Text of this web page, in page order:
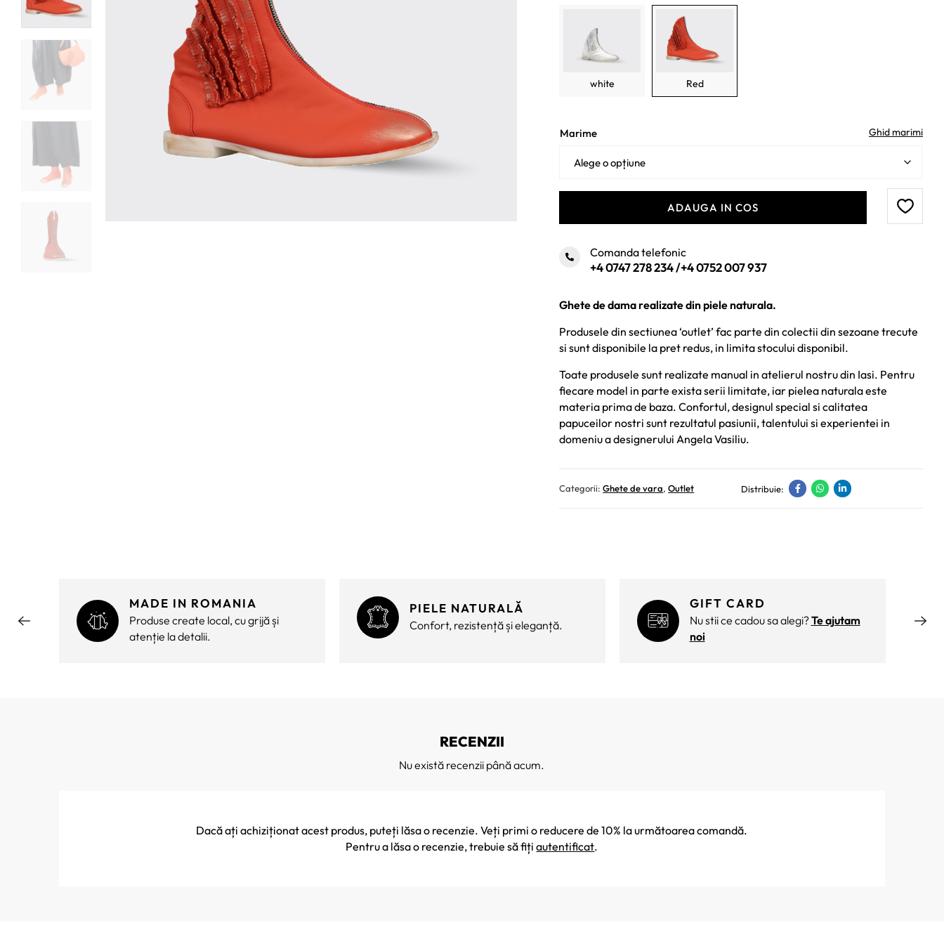
805 lei.
white Red
Ghid marimi
Marime
ADAUGA IN COS
Comanda telefonic
+4 0747 278 234/+4 0752 007 937
Ghete de dama realizate din piele naturala.
Produsele din sectiunea ‘outlet’ fac parte din colectii din sezoane trecute
si sunt disponibile la pret redus, in limita stocului disponibil.
Toate produsele sunt realizate manual in atelierul nostru din Iasi. Pentru
fiecare model in parte exista serii limitate, iar pielea naturala este
materia prima de baza. Confortul, designul special si calitatea
papuceilor nostri sunt rezultatul pasiunii, talentului si experientei in
domeniu a designerului Angela Vasiliu.
Categorii:Ghete de vara,Outlet Distribuie:
MADE IN ROMANIA
Produse create local, cu grijă și
atenție la detalii.
PIELE NATURALĂ
Confort, rezistență și eleganță.
GIFT CARD
Nu stii ce cadou sa alegi?Te ajutam
noi
RECENZII
Nu există recenzii până acum.
Dacă ați achiziționat acest produs, puteți lăsa o recenzie. Veți primi o reducere de 10% la următoarea comandă.
Pentru a lăsa o recenzie, trebuie să fițiautentificat.